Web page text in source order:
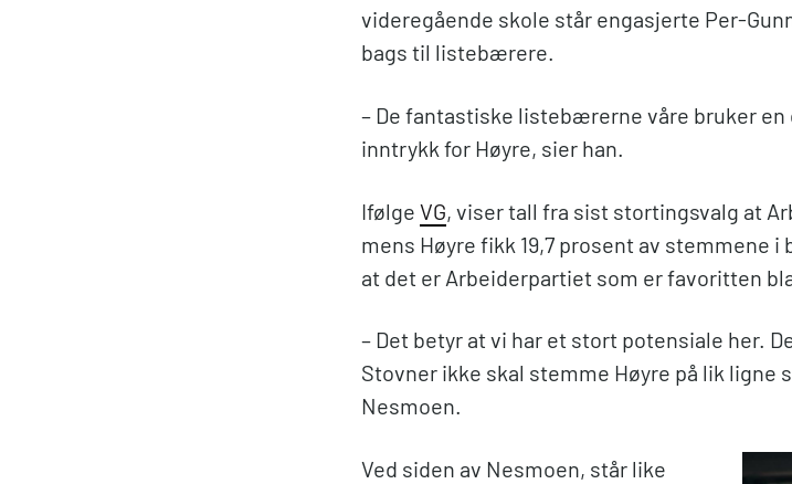
videregående skole står engasjerte Per-
bags til listebærere.
– De fantastiske listebærerne våre bruker en
inntrykk for Høyre, sier han.
Ifølge VG, viser tall fra sist stortingsvalg at
mens Høyre fikk 19,7 prosent av stemmene
at det er Arbeiderpartiet som er favoritten
– Det betyr at vi har et stort potensiale her.
Stovner ikke skal stemme Høyre på lik ligne
Nesmoen.
Ved siden av Nesmoen, står like